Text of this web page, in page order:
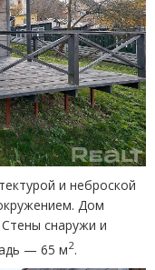
и неброской
Дом
снаружи и
— 65 м2.